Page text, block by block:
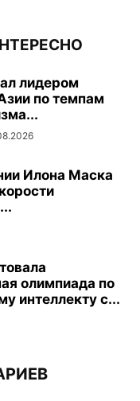
лидером
по темпам
Илона Маска
олимпиада по
интеллекту с...